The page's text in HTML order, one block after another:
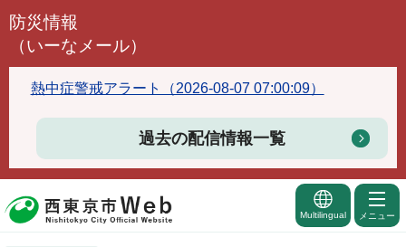
こ
頭
で
防災情報
（いーなメール）
熱中症警戒アラート（2026-08-07 07:00:09）
過去の配信情報一覧
Multilingual メニュー